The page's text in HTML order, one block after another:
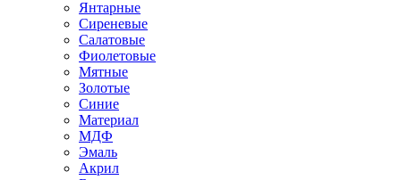
Янтарные
Сиреневые
Салатовые
Фиолетовые
Мятные
Золотые
Синие
Материал
МДФ
Эмаль
Акрил